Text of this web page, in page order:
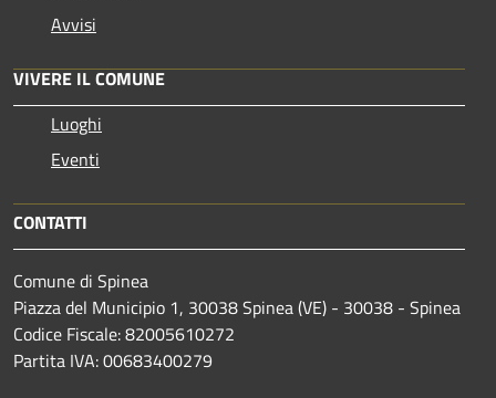
Avvisi
VIVERE IL COMUNE
Luoghi
Eventi
CONTATTI
Comune di Spinea
Piazza del Municipio 1, 30038 Spinea (VE) - 30038 - Spinea
Codice Fiscale: 82005610272
Partita IVA: 00683400279